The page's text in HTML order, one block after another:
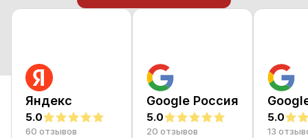
Яндекс
5.0
60 отзывов
Google Россия
5.0
20 отзывов
5.0
13